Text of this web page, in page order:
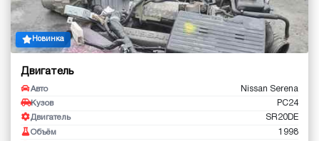
Новинка
Двигатель
Авто Nissan Serena
Кузов PC24
Двигатель SR20DE
Объём 1998